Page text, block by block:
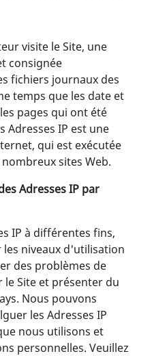
visite le Site, une
consignée
fichiers journaux des
temps que les date et
pages qui ont été
Adresses IP est une
qui est exécutée
sites Web.
Adresses IP par
IP à différentes fins,
niveaux d'utilisation
des problèmes de
Site et présenter du
Nous pouvons
les Adresses IP
nous utilisons et
personnelles. Veuillez